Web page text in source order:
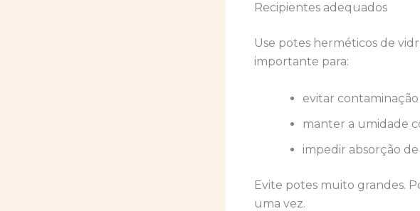
Recipientes adequados
Use potes herméticos de
importante para:
evitar
manter a umidade
impedir absorção
Evite potes muito grandes.
uma vez.